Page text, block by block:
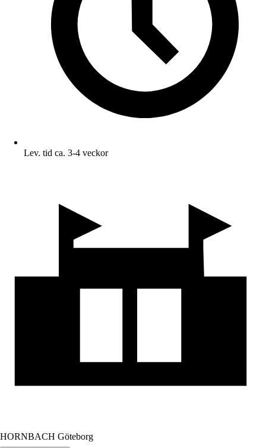
Lev. tid ca. 3-4 veckor
HORNBACH Göteborg